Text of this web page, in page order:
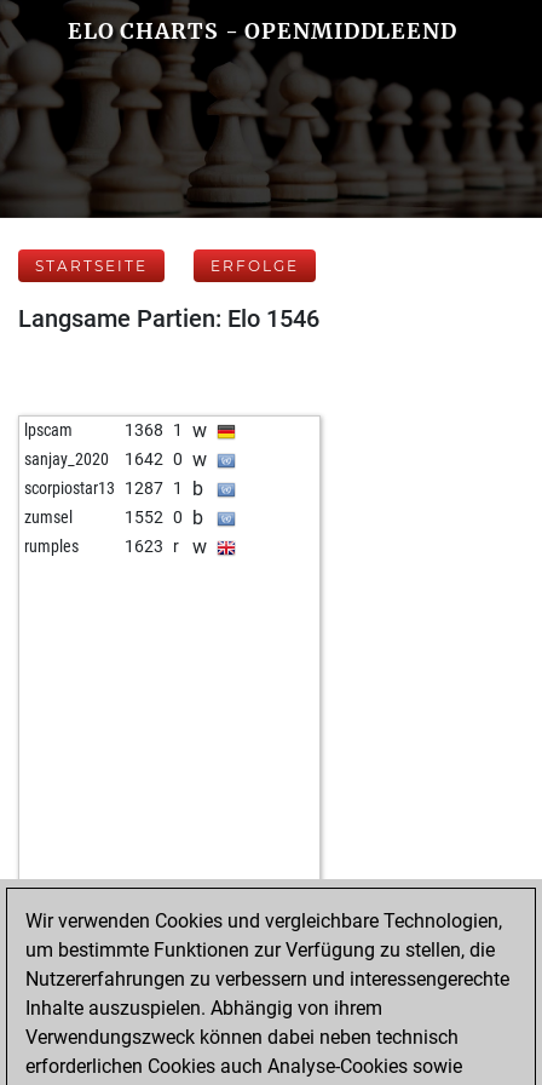
ELO CHARTS - OPENMIDDLEEND
STARTSEITE ERFOLGE
Langsame Partien: Elo 1546
lpscam 1368 1 w
sanjay_2020 1642 0 w
scorpiostar13 1287 1 b
zumsel 1552 0 b
rumples 1623 r w
STARTSEITE ERFOLGE
Wir verwenden Cookies und vergleichbare Technologien,
um bestimmte Funktionen zur Verfügung zu stellen, die
Nutzererfahrungen zu verbessern und interessengerechte
Inhalte auszuspielen. Abhängig von ihrem
Verwendungszweck können dabei neben technisch
erforderlichen Cookies auch Analyse-Cookies sowie